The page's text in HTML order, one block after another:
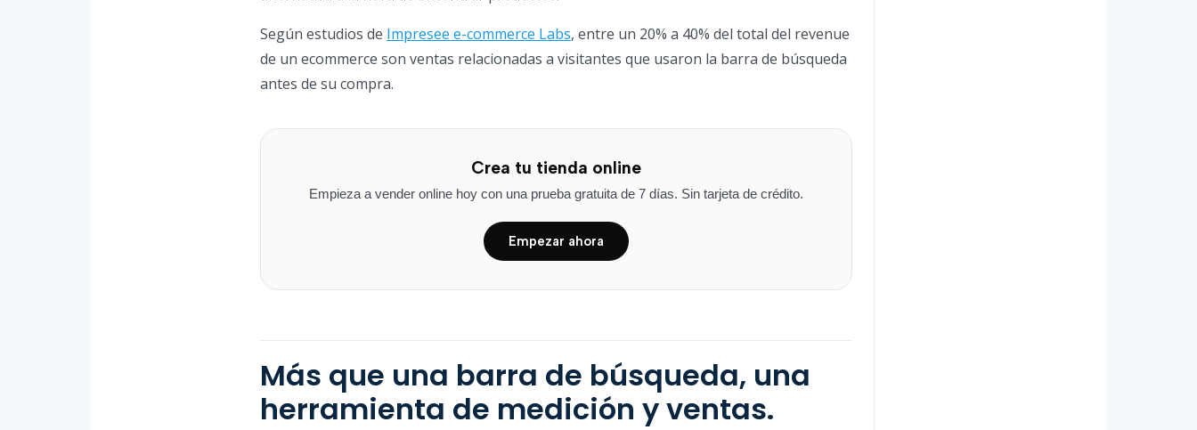
Según estudios de Impresee e-commerce Labs, entre un 20% a 40% del total del revenue
de un ecommerce son ventas relacionadas a visitantes que usaron la barra de búsqueda
antes de su compra.
Crea tu tienda online
Empieza a vender online hoy con una prueba gratuita de 7 días. Sin tarjeta de crédito.
Empezar ahora
Más que una barra de búsqueda, una
herramienta de medición y ventas.